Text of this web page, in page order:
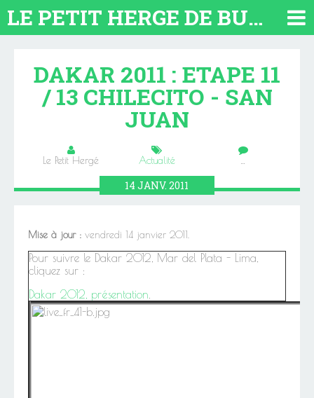
LE PETIT HERGE DE BUENOS AIRES 2026. TOUT SUR L'ARGENTINE
DAKAR 2011 : ETAPE 11
/ 13 CHILECITO - SAN
JUAN
Le Petit Hergé Actualité …
14JANV.2011
Mise à jour : vendredi 14 janvier 2011.
Pour suivre le Dakar 2012, Mar del Plata - Lima,
cliquez sur :
Dakar 2012, présentation